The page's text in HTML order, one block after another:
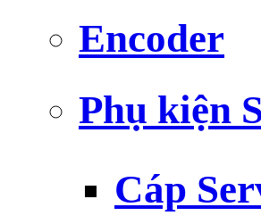
Encoder
Phụ kiện
Cáp